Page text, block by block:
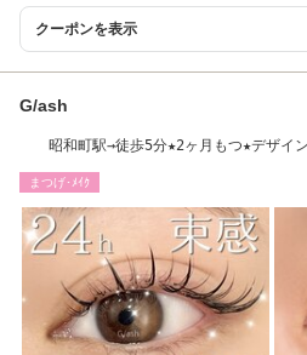
クーポンを表示
G/ash
昭和町駅→徒歩5分★2ヶ月もつ★デザイ
まつげ･ﾒｲｸ